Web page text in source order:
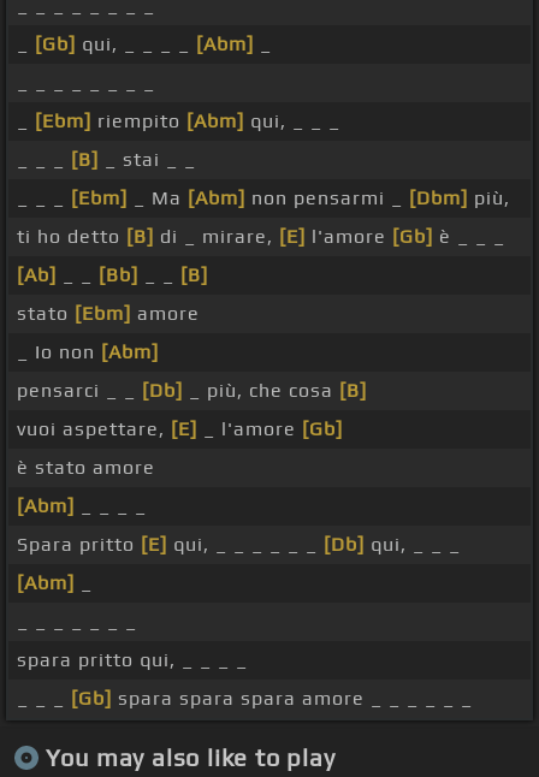
[Gb] qui, _ _ _ _ [Abm]
[Ebm] riempito [Abm] qui, _ _ _
[B]
_ stai _ _
[Ebm] _ Ma [Abm] non pensarmi _ [Dbm] più,
ti ho detto [B] di _ mirare, [E] l'amore [Gb] è _ _ _
[Ab]
[Bb]
[B]
stato [Ebm] amore
_ Io non [Abm]
pensarci _ _
[Db] _ più, che cosa [B]
vuoi aspettare, [E] _ l'amore [Gb]
è stato amore
[Abm]
Spara pritto [E] qui, _ _ _ _ _ _ [Db] qui, _ _ _
[Abm]
spara pritto qui, _ _ _ _
[Gb] spara spara spara amore _ _ _ _ _ _
You may also like to play